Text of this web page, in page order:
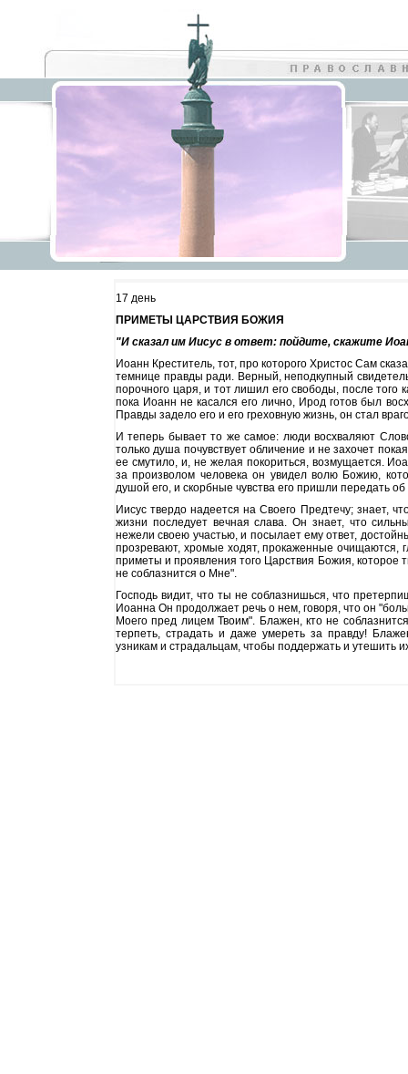
17 день
ПРИМЕТЫ ЦАРСТВИЯ БОЖИЯ
"И сказал им Иисус в ответ: пойдите, скажите
Иоанн Креститель, тот, про которого Христос Сам
темнице правды ради. Верный, неподкупный
порочного царя, и тот лишил его свободы, после того
пока Иоанн не касался его лично, Ирод готов был
Правды задело его и его греховную жизнь, он стал
И теперь бывает то же самое: люди восхваляют
только душа почувствует обличение и не захочет
ее смутило, и, не желая покориться, возмущается.
за произволом человека он увидел волю Божию,
душой его, и скорбные чувства его пришли передать об
Иисус твердо надеется на Своего Предтечу; знает,
жизни последует вечная слава. Он знает, что
нежели своею участью, и посылает ему ответ,
прозревают, хромые ходят, прокаженные очищаются,
приметы и проявления того Царствия Божия, которое
не соблазнится о Мне".
Господь видит, что ты не соблазнишься, что
Иоанна Он продолжает речь о нем, говоря, что он
Моего пред лицем Твоим". Блажен, кто не
терпеть, страдать и даже умереть за правду!
узникам и страдальцам, чтобы поддержать и утешить